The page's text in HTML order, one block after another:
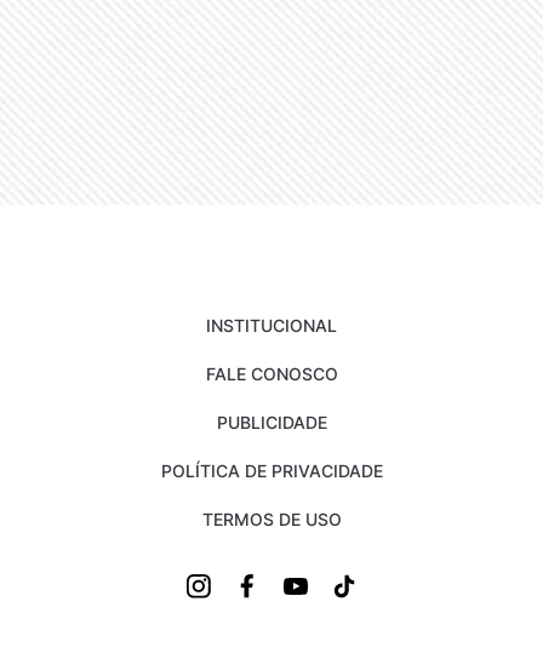
INSTITUCIONAL
FALE CONOSCO
PUBLICIDADE
POLÍTICA DE PRIVACIDADE
TERMOS DE USO